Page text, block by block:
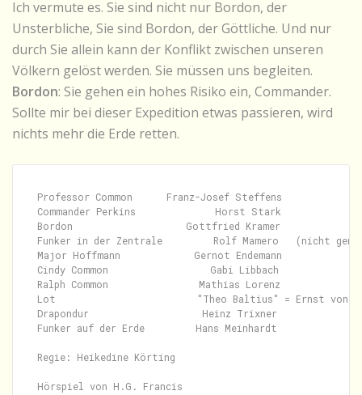
Ich vermute es. Sie sind nicht nur Bordon, der
Unsterbliche, Sie sind Bordon, der Göttliche. Und nur
durch Sie allein kann der Konflikt zwischen unseren
Völkern gelöst werden. Sie müssen uns begleiten.
Bordon: Sie gehen ein hohes Risiko ein, Commander.
Sollte mir bei dieser Expedition etwas passieren, wird
nichts mehr die Erde retten.
Professor Common      Franz-Josef Steffens
Commander Perkins              Horst Stark
Bordon                    Gottfried Kramer
Funker in der Zentrale         Rolf Mamero   (nicht
Major Hoffmann             Gernot Endemann
Cindy Common                  Gabi Libbach
Ralph Common                Mathias Lorenz
Lot                         "Theo Baltius" = Ernst von
Drapondur                    Heinz Trixner
Funker auf der Erde         Hans Meinhardt
Regie: Heikedine Körting